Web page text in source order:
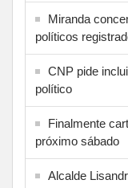
Miranda
políticos
CNP pide
político
Finalmente
próximo sábado
Alcalde